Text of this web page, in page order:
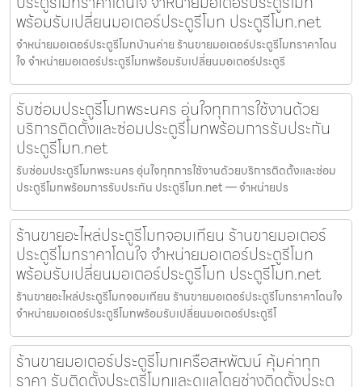
พร้อมรับเปลี่ยนมอเตอร์ประตูรีโมท ประตูรีโมท.net
จำหน่ายมอเตอร์ประตูรีโมทบ้านค่าย ร้านขายมอเตอร์ประตูรีโมทราคาโดน
ใจ จำหน่ายมอเตอร์ประตูรีโมทพร้อมรับเปลี่ยนมอเตอร์ประตูรี
รับซ่อมประตูรีโมทพระนคร อุ่นใจทุกการใช้งานด้วย
บริการติดตั้งและซ่อมประตูรีโมทพร้อมการรับประกัน
ประตูรีโมท.net
รับซ่อมประตูรีโมทพระนคร อุ่นใจทุกการใช้งานด้วยบริการติดตั้งและซ่อม
ประตูรีโมทพร้อมการรับประกัน ประตูรีโมท.net — จำหน่ายปร
ร้านขายอะไหล่ประตูรีโมทจอมเทียน ร้านขายมอเตอร์
ประตูรีโมทราคาโดนใจ จำหน่ายมอเตอร์ประตูรีโมท
พร้อมรับเปลี่ยนมอเตอร์ประตูรีโมท ประตูรีโมท.net
ร้านขายอะไหล่ประตูรีโมทจอมเทียน ร้านขายมอเตอร์ประตูรีโมทราคาโดนใจ
จำหน่ายมอเตอร์ประตูรีโมทพร้อมรับเปลี่ยนมอเตอร์ประตูรีโ
ร้านขายมอเตอร์ประตูรีโมทเครือสหพัฒน์ คุ้มค่าทุก
ราคา รับติดตั้งประตูรีโมทและดูแลโดยช่างติดตั้งประตู